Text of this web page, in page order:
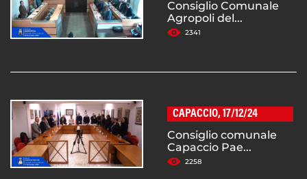
Consiglio Comunale
Agropoli del...
2341
CAPACCIO, 17/12/24
Consiglio comunale
Capaccio Pae...
2258